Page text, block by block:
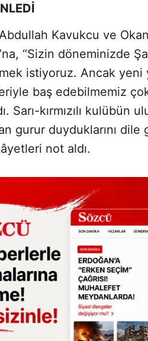
Kavukcu ve
“Sizin döneminizde
istiyoruz. Ancak yeni
baş edebilmemiz
Sarı-kırmızılı kulübün
gurur duyduklarını
not aldı.